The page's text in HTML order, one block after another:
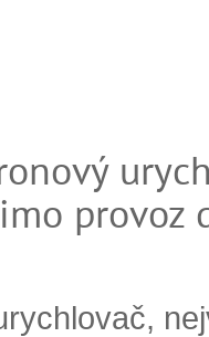
provoz